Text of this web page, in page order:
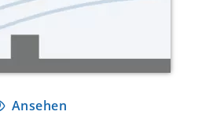
Ansehen